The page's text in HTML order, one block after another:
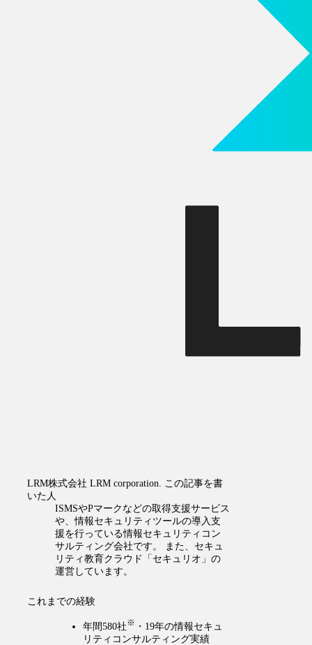
LRM株式会社 LRM corporation. この記事を書
いた人
ISMSやPマークなどの取得支援サービス
や、情報セキュリティツールの導入支
援を行っている情報セキュリティコン
サルティング会社です。 また、セキュ
リティ教育クラウド「セキュリオ」の
運営しています。
これまでの経験
年間580社※ ・19年の情報セキュ
リティコンサルティング実績